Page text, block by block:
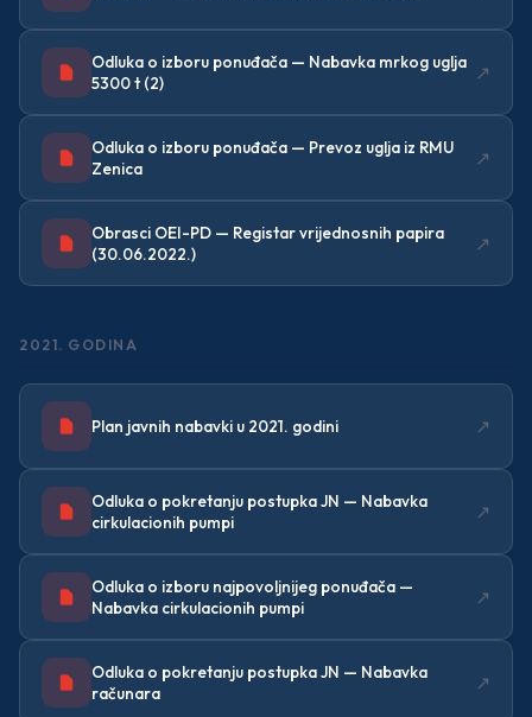
Odluka o izboru ponuđača — Nabavka mrkog uglja
5300 t (2)
↗
Odluka o izboru ponuđača — Prevoz uglja iz RMU
Zenica
↗
Obrasci OEI-PD — Registar vrijednosnih papira
(30.06.2022.)
↗
2021. GODINA
Plan javnih nabavki u 2021. godini ↗
Odluka o pokretanju postupka JN — Nabavka
cirkulacionih pumpi
↗
Odluka o izboru najpovoljnijeg ponuđača —
Nabavka cirkulacionih pumpi
↗
Odluka o pokretanju postupka JN — Nabavka
računara
↗